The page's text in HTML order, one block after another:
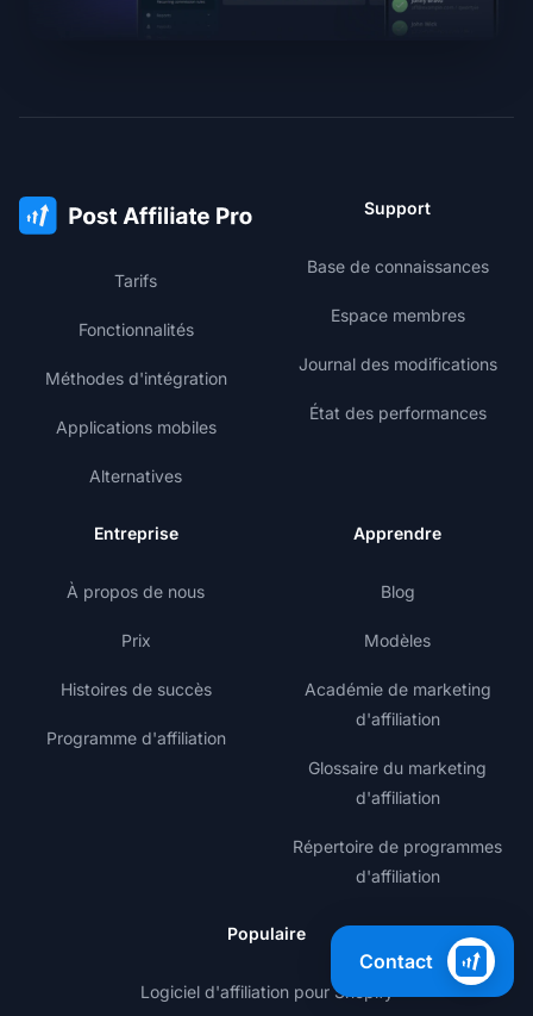
Tarifs
Fonctionnalités
Méthodes d'intégration
Applications mobiles
Alternatives
Support
Base de connaissances
Espace membres
Journal des modifications
État des performances
Entreprise
À propos de nous
Prix
Histoires de succès
Programme d'affiliation
Apprendre
Blog
Modèles
Académie de marketing
d'affiliation
Glossaire du marketing
d'affiliation
Répertoire de programmes
d'affiliation
Populaire
Logiciel d'affiliation pour Shopify
Contact